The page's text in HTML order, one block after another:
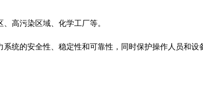
高污染区域、化学工厂等。
统的安全性、稳定性和可靠性，同时保护操作人员和设